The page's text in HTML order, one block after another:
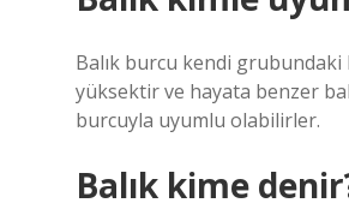
Balık burcu kendi
yüksektir ve hayata benzer
burcuyla uyumlu olabilirler.
Balık kime